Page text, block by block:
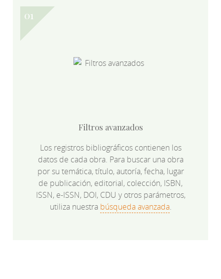
Filtros avanzados
Los registros bibliográficos contienen los
datos de cada obra. Para buscar una obra
por su temática, título, autoría, fecha, lugar
de publicación, editorial, colección, ISBN,
ISSN, e-ISSN, DOI, CDU y otros parámetros,
utiliza nuestra búsqueda avanzada.